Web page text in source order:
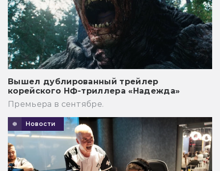
Вышел дублированный трейлер
корейского НФ-триллера «Надежда»
Премьера в сентябре.
Новости